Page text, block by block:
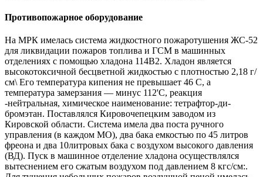
Противопожарное оборудование
На МРК имелась система жидкостного пожаротушения ЖС-52
для ликвидации пожаров топлива и ГСМ в машинных
отделениях с помощью хладона 114В2. Хладон является
высокотоксичной бесцветной жидкостью с плотностью 2,18 г/
см\ Его температура кипения не превышает 46 С, а
температура замерзания — минус 112'С, реакция
-нейтральная, химическое наименование: тетрафтор-ди-
бромэтан. Поставлялся Кировочепецким заводом из
Кировской области. Система имела два поста ручного
управления (в каждом МО), два бака емкостью по 45 литров
фреона и два 10литровых бака с воздухом высокого давления
(ВД). Пуск в машинное отделение хладона осуществлялся
вытеснением его сжатым воздухом под давлением 8 кгс/см:.